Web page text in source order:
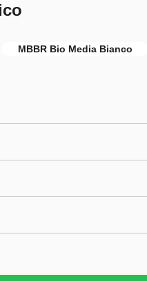
MBBR Bio Media Bianco